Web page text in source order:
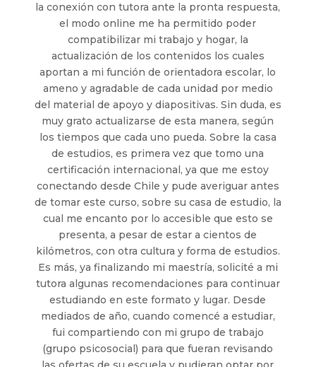
la conexión con tutora ante la pronta respuesta,
el modo online me ha permitido poder
compatibilizar mi trabajo y hogar, la
actualización de los contenidos los cuales
aportan a mi función de orientadora escolar, lo
ameno y agradable de cada unidad por medio
del material de apoyo y diapositivas. Sin duda, es
muy grato actualizarse de esta manera, según
los tiempos que cada uno pueda. Sobre la casa
de estudios, es primera vez que tomo una
certificación internacional, ya que me estoy
conectando desde Chile y pude averiguar antes
de tomar este curso, sobre su casa de estudio, la
cual me encanto por lo accesible que esto se
presenta, a pesar de estar a cientos de
kilómetros, con otra cultura y forma de estudios.
Es más, ya finalizando mi maestría, solicité a mi
tutora algunas recomendaciones para continuar
estudiando en este formato y lugar. Desde
mediados de año, cuando comencé a estudiar,
fui compartiendo con mi grupo de trabajo
(grupo psicosocial) para que fueran revisando